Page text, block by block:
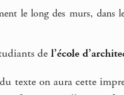
le long des murs, dans
de l’école
texte on aura cette